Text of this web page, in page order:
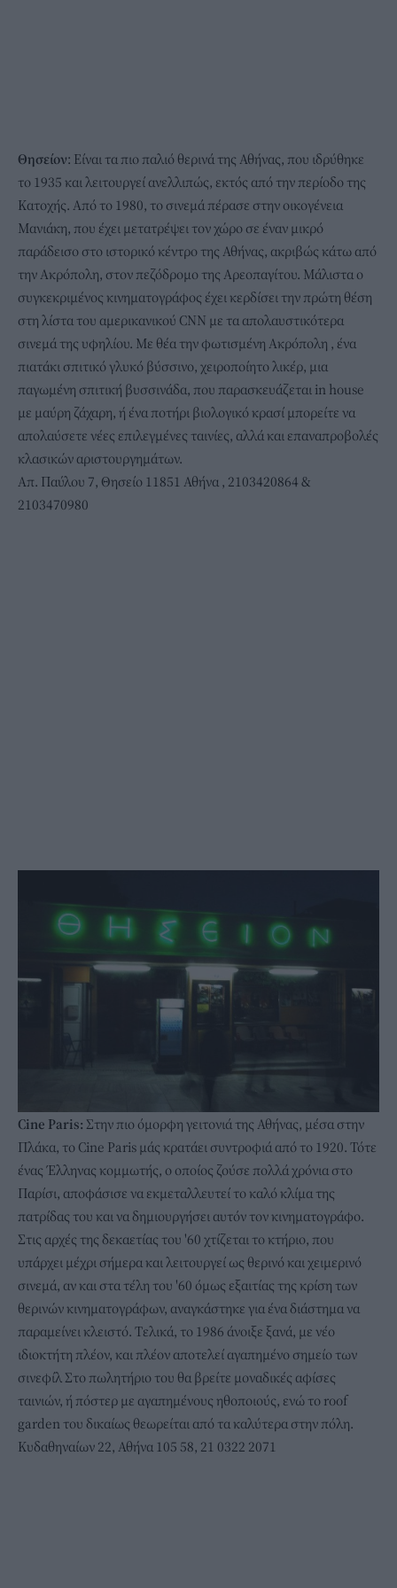
Θησείον: Είναι τα πιο παλιό θερινά της Αθήνας, που ιδρύθηκε
το 1935 και λειτουργεί ανελλιπώς, εκτός από την περίοδο της
Κατοχής. Από το 1980, το σινεμά πέρασε στην οικογένεια
Μανιάκη, που έχει μετατρέψει τον χώρο σε έναν μικρό
παράδεισο στο ιστορικό κέντρο της Αθήνας, ακριβώς κάτω από
την Ακρόπολη, στον πεζόδρομο της Αρεοπαγίτου. Μάλιστα ο
συγκεκριμένος κινηματογράφος έχει κερδίσει την πρώτη θέση
στη λίστα του αμερικανικού CNN με τα απολαυστικότερα
σινεμά της υφηλίου. Με θέα την φωτισμένη Ακρόπολη , ένα
πιατάκι σπιτικό γλυκό βύσσινο, χειροποίητο λικέρ, μια
παγωμένη σπιτική βυσσινάδα, που παρασκευάζεται in house
με μαύρη ζάχαρη, ή ένα ποτήρι βιολογικό κρασί μπορείτε να
απολαύσετε νέες επιλεγμένες ταινίες, αλλά και επαναπροβολές
κλασικών αριστουργημάτων.
Απ. Παύλου 7, Θησείο 11851 Αθήνα , 2103420864 &
2103470980
Cine Paris: Στην πιο όμορφη γειτονιά της Αθήνας, μέσα στην
Πλάκα, το Cine Paris μάς κρατάει συντροφιά από το 1920. Τότε
ένας Έλληνας κομμωτής, ο οποίος ζούσε πολλά χρόνια στο
Παρίσι, αποφάσισε να εκμεταλλευτεί το καλό κλίμα της
πατρίδας του και να δημιουργήσει αυτόν τον κινηματογράφο.
Στις αρχές της δεκαετίας του '60 χτίζεται το κτήριο, που
υπάρχει μέχρι σήμερα και λειτουργεί ως θερινό και χειμερινό
σινεμά, αν και στα τέλη του '60 όμως εξαιτίας της κρίση των
θερινών κινηματογράφων, αναγκάστηκε για ένα διάστημα να
παραμείνει κλειστό. Τελικά, το 1986 άνοιξε ξανά, με νέο
ιδιοκτήτη πλέον, και πλέον αποτελεί αγαπημένο σημείο των
σινεφίλ Στο πωλητήριο του θα βρείτε μοναδικές αφίσες
ταινιών, ή πόστερ με αγαπημένους ηθοποιούς, ενώ το roof
garden του δικαίως θεωρείται από τα καλύτερα στην πόλη.
Κυδαθηναίων 22, Αθήνα 105 58, 21 0322 2071